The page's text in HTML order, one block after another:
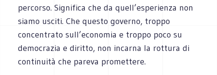
percorso. Significa che da quell’esperienza non
siamo usciti. Che questo governo, troppo
concentrato sull’economia e troppo poco su
democrazia e diritto, non incarna la rottura di
continuità che pareva promettere.